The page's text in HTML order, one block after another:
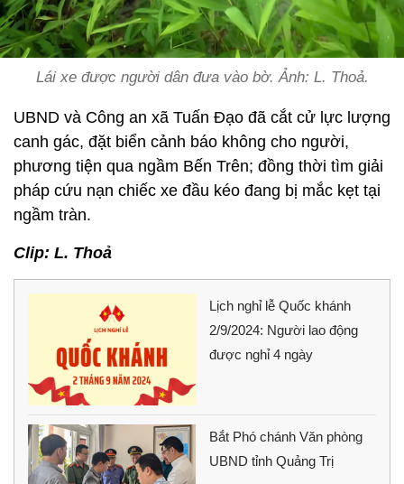
Lái xe được người dân đưa vào bờ. Ảnh: L. Thoả.
UBND và Công an xã Tuấn Đạo đã cắt cử lực lượng
canh gác, đặt biển cảnh báo không cho người,
phương tiện qua ngầm Bến Trên; đồng thời tìm giải
pháp cứu nạn chiếc xe đầu kéo đang bị mắc kẹt tại
ngầm tràn.
Clip: L. Thoả
Lịch nghỉ lễ Quốc khánh
2/9/2024: Người lao động
được nghỉ 4 ngày
Bắt Phó chánh Văn phòng
UBND tỉnh Quảng Trị